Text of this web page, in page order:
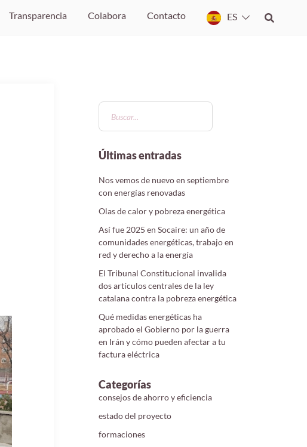
Transparencia Colabora Contacto ES
Últimas entradas
Nos vemos de nuevo en septiembre
con energías renovadas
Olas de calor y pobreza energética
Así fue 2025 en Socaire: un año de
comunidades energéticas, trabajo en
red y derecho a la energía
El Tribunal Constitucional invalida
dos artículos centrales de la ley
catalana contra la pobreza energética
Qué medidas energéticas ha
aprobado el Gobierno por la guerra
en Irán y cómo pueden afectar a tu
factura eléctrica
Categorías
consejos de ahorro y eficiencia
estado del proyecto
formaciones